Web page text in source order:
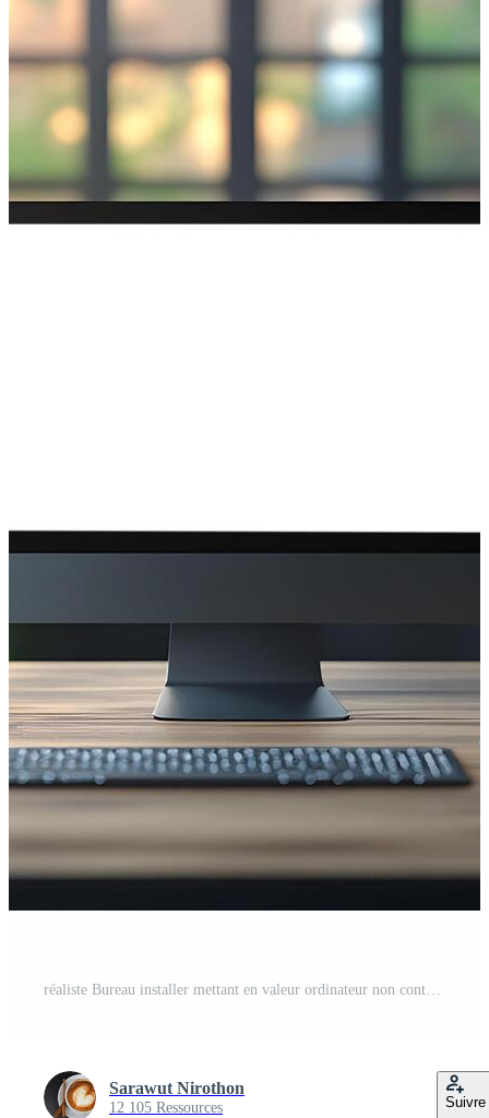
réaliste Bureau installer mettant en valeur ordinateur non contenu presse-papiers calculatrice café agresser l'horloge et graphique 8k Photo Gratuite
Sarawut Nirothon
12 105 Ressources Suivre